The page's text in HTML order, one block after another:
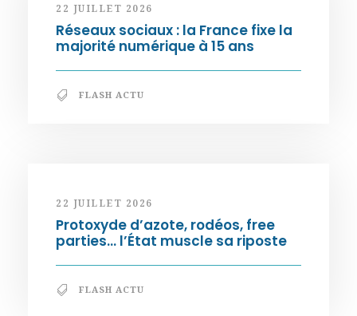
22 JUILLET 2026
Réseaux sociaux : la France fixe la
majorité numérique à 15 ans
FLASH ACTU
22 JUILLET 2026
Protoxyde d’azote, rodéos, free
parties… l’État muscle sa riposte
FLASH ACTU